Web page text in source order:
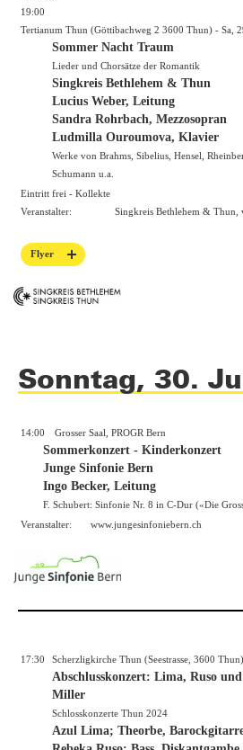
19:00
Tertianum Thun (Göttibachweg 2 3600 Thun) - Sa,
Sommer Nacht Traum
Lieder und Chorsätze der Romantik
Singkreis Bethlehem & Thun
Lucius Weber, Leitung
Sandra Rohrbach, Mezzosopran
Ludmilla Ouroumova, Klavier
Werke von Brahms, Sibelius, Hensel,
Schumann u.a.
Eintritt frei - Kollekte
Veranstalter:
Singkreis Bethlehem & Thun,
Flyer
Sonntag, 30.
14:00 Grosser Saal, PROGR Bern
Sommerkonzert - Kinderkonzert
Junge Sinfonie Bern
Ingo Becker, Leitung
F. Schubert: Sinfonie Nr. 8 in C-Dur («Die
Veranstalter:
www.jungesinfoniebern.ch
17:30 Scherzligkirche Thun (Seestrasse, 3600 Thun)
Abschlusskonzert: Lima, Ruso und
Miller
Schlosskonzerte Thun 2024
Azul Lima; Theorbe,